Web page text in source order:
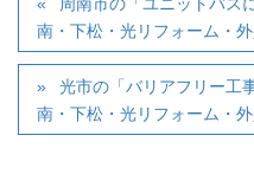
南・下松・光リフォーム・
光市の「バリアフリー工
南・下松・光リフォーム・